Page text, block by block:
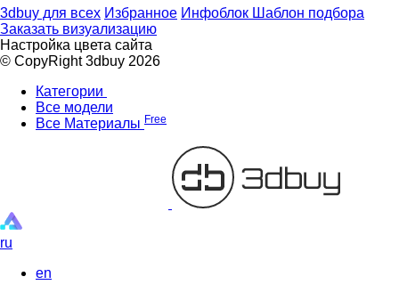
3dbuy для всех Избранное Инфоблок Шаблон подбора
Заказать визуализацию
Настройка цвета сайта
© CopyRight 3dbuy 2026
Категории
Все модели
Все Материалы Free
ru
en